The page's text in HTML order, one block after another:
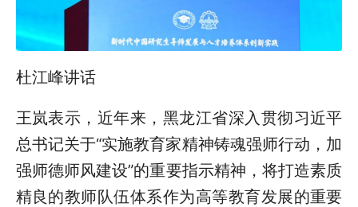
杜江峰讲话
王岚表示，近年来，黑龙江省深入贯彻习近平
总书记关于“实施教育家精神铸魂强师行动，加
强师德师风建设”的重要指示精神，将打造素质
精良的教师队伍体系作为高等教育发展的重要